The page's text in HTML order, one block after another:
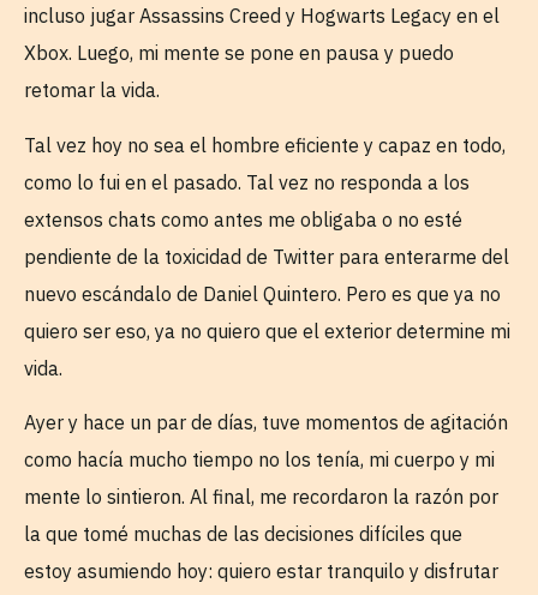
incluso jugar Assassins Creed y Hogwarts Legacy en el
Xbox. Luego, mi mente se pone en pausa y puedo
retomar la vida.
Tal vez hoy no sea el hombre eficiente y capaz en todo,
como lo fui en el pasado. Tal vez no responda a los
extensos chats como antes me obligaba o no esté
pendiente de la toxicidad de Twitter para enterarme del
nuevo escándalo de Daniel Quintero. Pero es que ya no
quiero ser eso, ya no quiero que el exterior determine mi
vida.
Ayer y hace un par de días, tuve momentos de agitación
como hacía mucho tiempo no los tenía, mi cuerpo y mi
mente lo sintieron. Al final, me recordaron la razón por
la que tomé muchas de las decisiones difíciles que
estoy asumiendo hoy: quiero estar tranquilo y disfrutar